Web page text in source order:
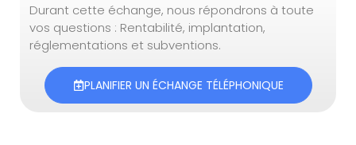
Durant cette échange, nous répondrons à toute
vos questions : Rentabilité, implantation,
réglementations et subventions.
PLANIFIER UN ÉCHANGE TÉLÉPHONIQUE